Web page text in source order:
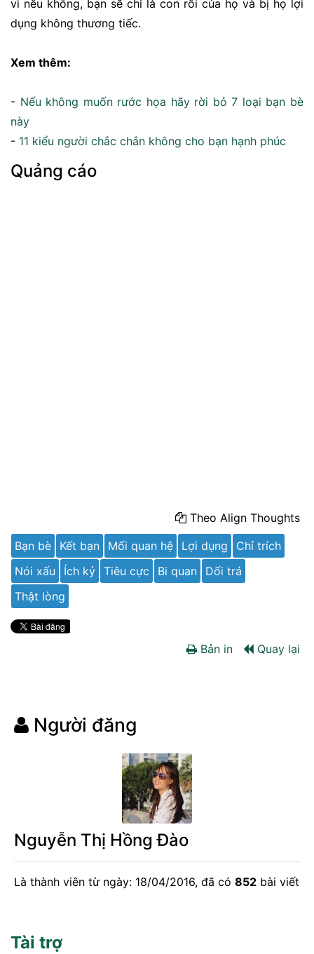
vì nếu không, bạn sẽ chỉ là con rối của họ và bị họ lợi
dụng không thương tiếc.
Xem thêm:
- Nếu không muốn rước họa hãy rời bỏ 7 loại bạn bè
này
- 11 kiểu người chắc chắn không cho bạn hạnh phúc
Quảng cáo
Theo Align Thoughts
Bạn bè
Kết bạn Mối quan hệ Lợi dụng
Chỉ trích
Nói xấu
Ích kỷ Tiêu cực Bi quan
Dối trá
Thật lòng
Bản in Quay lại
Người đăng
Nguyễn Thị Hồng Đào
Là thành viên từ ngày: 18/04/2016, đã có 852 bài viết
Tài trợ